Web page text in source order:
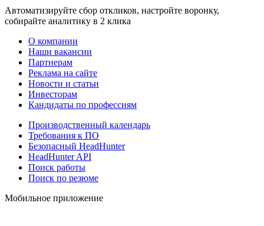
Автоматизируйте сбор откликов, настройте воронку,
собирайте аналитику в 2 клика
О компании
Наши вакансии
Партнерам
Реклама на сайте
Новости и статьи
Инвесторам
Кандидаты по профессиям
Производственный календарь
Требования к ПО
Безопасный HeadHunter
HeadHunter API
Поиск работы
Поиск по резюме
Мобильное приложение